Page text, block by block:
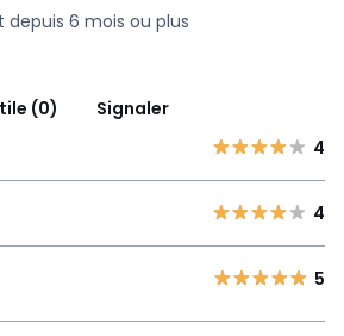
depuis 6 mois ou plus
(0)
Signaler
4
4
5